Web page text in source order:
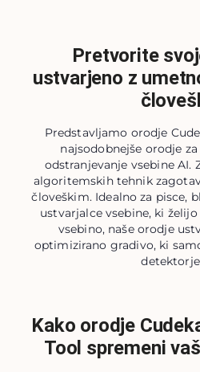
Pretvorite
ustvarjeno z
Predstavljamo orodje
najsodobnejše orodje
odstranjevanje vsebine AI.
algoritemskih tehnik
človeškim. Idealno za pisce,
ustvarjalce vsebine, ki
vsebino, naše orodje
optimizirano gradivo, ki
Kako orodje
Tool spremeni